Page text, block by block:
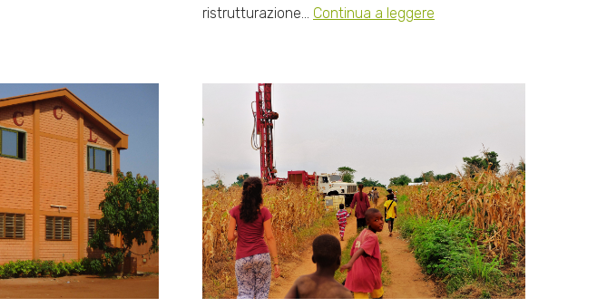
ristrutturazione… Continua a leggere